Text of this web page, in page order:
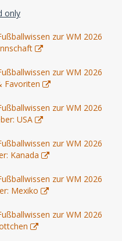
only
zur WM 2026
zur WM 2026
Favoriten
zur WM 2026
USA
zur WM 2026
Kanada
zur WM 2026
Mexiko
zur WM 2026